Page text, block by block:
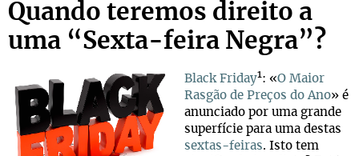
Quando teremos direito a
uma “Sexta-feira Negra”?
Black Friday1: «O Maior
Rasgão de Preços do Ano» é
anunciado por uma grande
superfície para uma destas
sextas-feiras. Isto tem